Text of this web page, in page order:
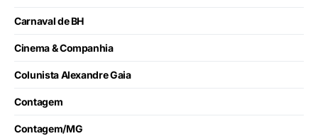
Carnaval de BH
Cinema & Companhia
Colunista Alexandre Gaia
Contagem
Contagem/MG